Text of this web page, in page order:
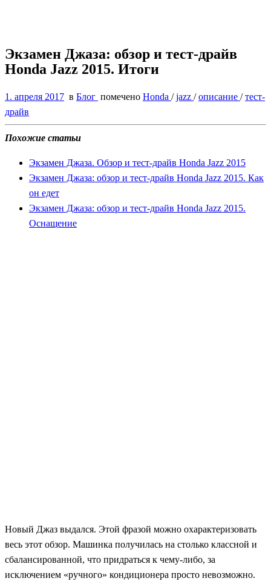
Экзамен Джаза: обзор и тест-драйв
Honda Jazz 2015. Итоги
1. апреля 2017 в Блог помечено Honda /jazz /описание /тест-
драйв
Похожие статьи
Экзамен Джаза. Обзор и тест-драйв Honda Jazz 2015
Экзамен Джаза: обзор и тест-драйв Honda Jazz 2015. Как
он едет
Экзамен Джаза: обзор и тест-драйв Honda Jazz 2015.
Оснащение
Новый Джаз выдался. Этой фразой можно охарактеризовать
весь этот обзор. Машинка получилась на столько классной и
сбалансированной, что придраться к чему-либо, за
исключением «ручного» кондиционера просто невозможно.